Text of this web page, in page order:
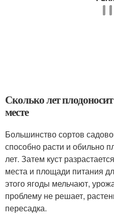
Сколько лет
месте
Большинство сортов
способно расти и обильно
лет. Затем куст
места и площади питания
этого ягоды мельчают,
проблему не решает,
пересадка.